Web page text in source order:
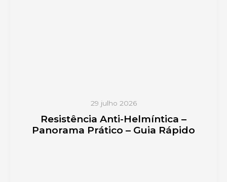
29 julho 2026
Resistência Anti-Helmíntica –
Panorama Prático – Guia Rápido